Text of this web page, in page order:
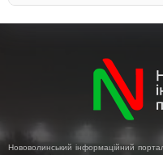
Нововолинський інформаційний